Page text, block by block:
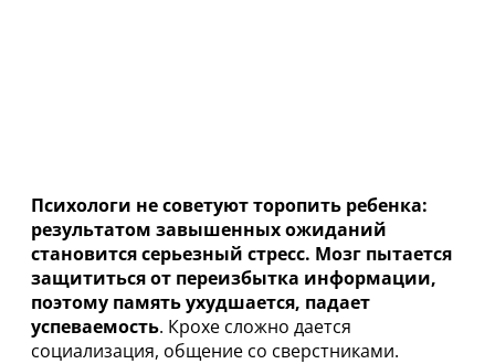
Психологи не советуют торопить ребенка:
результатом завышенных ожиданий
становится серьезный стресс. Мозг пытается
защититься от переизбытка информации,
поэтому память ухудшается, падает
успеваемость. Крохе сложно дается
социализация, общение со сверстниками.